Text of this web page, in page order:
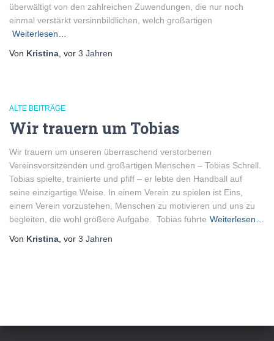
überwältigt von den zahlreichen Zuwendungen, die nur noch
einmal verstärkt versinnbildlichen, welch großartigen
Weiterlesen…
Von Kristina , vor 3 Jahren
ALTE BEITRÄGE
Wir trauern um Tobias
Wir trauern um unseren überraschend verstorbenen
Vereinsvorsitzenden und großartigen Menschen – Tobias Schrell.
Tobias spielte, trainierte und pfiff – er lebte den Handball auf
seine einzigartige Weise. In einem Verein zu spielen ist Eins,
einem Verein vorzustehen, Menschen zu motivieren und uns zu
begleiten, die wohl größere Aufgabe. Tobias führte Weiterlesen…
Von Kristina , vor 3 Jahren